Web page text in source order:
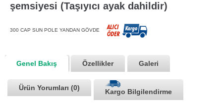
şemsiyesi (Taşıyıcı ayak dahildir)
300 CAP SUN POLE YANDAN GÖVDE
Genel Bakış Özellikler Galeri
Ürün Yorumları (0)
Kargo Bilgilendirme